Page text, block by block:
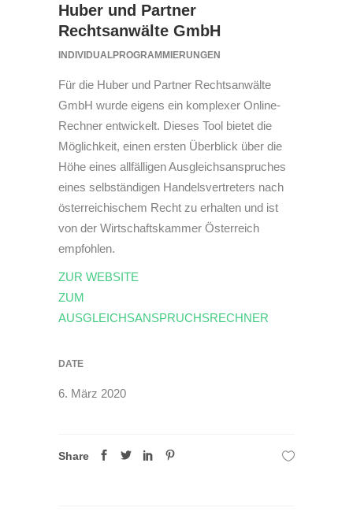
Huber und Partner
Rechtsanwälte GmbH
INDIVIDUALPROGRAMMIERUNGEN
Für die Huber und Partner Rechtsanwälte
GmbH wurde eigens ein komplexer Online-
Rechner entwickelt. Dieses Tool bietet die
Möglichkeit, einen ersten Überblick über die
Höhe eines allfälligen Ausgleichsanspruches
eines selbständigen Handelsvertreters nach
österreichischem Recht zu erhalten und ist
von der Wirtschaftskammer Österreich
empfohlen.
ZUR WEBSITE
ZUM
AUSGLEICHSANSPRUCHSRECHNER
DATE
6. März 2020
Share